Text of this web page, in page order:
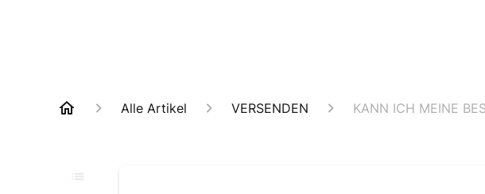
Alle Artikel VERSENDEN KANN ICH MEINE